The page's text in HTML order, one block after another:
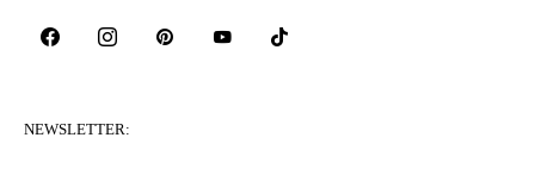
NEWSLETTER: